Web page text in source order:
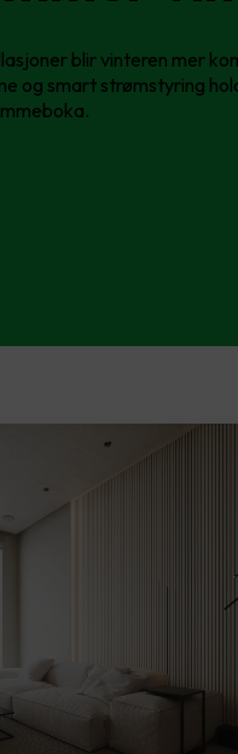
blir vinteren mer
og smart strømstyring